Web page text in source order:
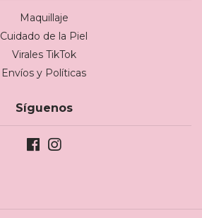
Maquillaje
Cuidado de la Piel
Virales TikTok
Envíos y Políticas
Síguenos